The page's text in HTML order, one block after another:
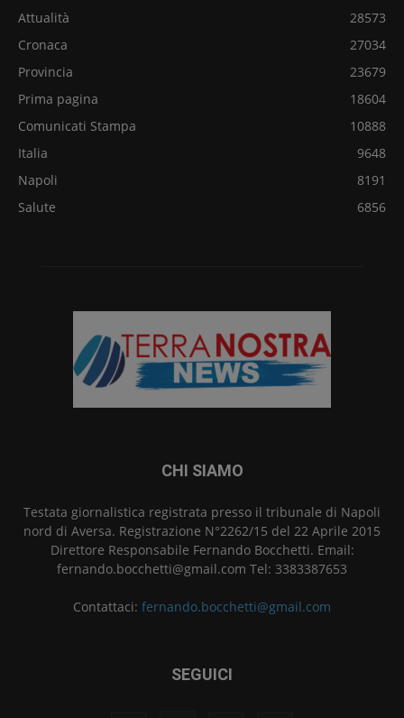
Attualità
28573
Cronaca
27034
Provincia
23679
Prima pagina
18604
Comunicati Stampa
10888
Italia
9648
Napoli
8191
Salute
6856
CHI SIAMO
Testata giornalistica registrata presso il tribunale di Napoli
nord di Aversa. Registrazione N°2262/15 del 22 Aprile 2015
Direttore Responsabile Fernando Bocchetti. Email:
fernando.bocchetti@gmail.com Tel: 3383387653
Contattaci: fernando.bocchetti@gmail.com
SEGUICI